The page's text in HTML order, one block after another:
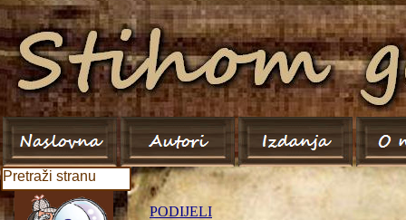
Pretraži stranu
PODIJELI